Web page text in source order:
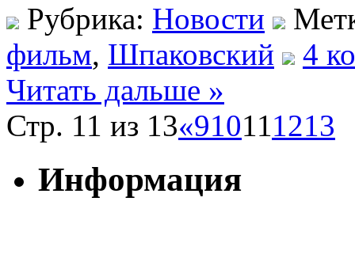
Рубрика: Новости
фильм, Шпаковский
4
Читать дальше »
Стр. 11 из 13«91011 1213
Информация